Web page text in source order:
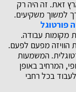
זאת. זה היה רק
למשוך משקיעים.
פורטוגל
מקומות עבודה.
הוויזה מפעם לפעם.
המשמעות
המרחיב באופן
בכל רחבי